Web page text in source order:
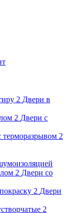
Двери в
Двери с
Двери со
Двери